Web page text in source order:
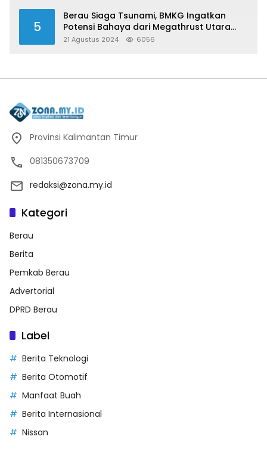
5
Berau Siaga Tsunami, BMKG Ingatkan
Potensi Bahaya dari Megathrust Utara
Sulawesi
21 Agustus 2024 6056
Provinsi Kalimantan Timur
081350673709
redaksi@zona.my.id
Kategori
Berau
Berita
Pemkab Berau
Advertorial
DPRD Berau
Label
Berita Teknologi
Berita Otomotif
Manfaat Buah
Berita Internasional
Nissan